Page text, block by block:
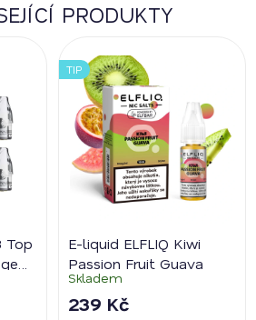
PRODUKTY
Top
TIP
E-liquid ELFLIQ Kiwi
Passion Fruit Guava
Skladem
239 Kč